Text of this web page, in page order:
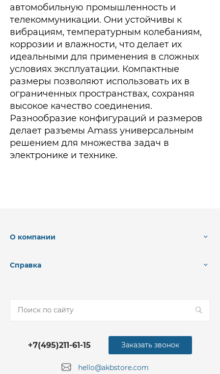
автомобильную промышленность и
телекоммуникации. Они устойчивы к
вибрациям, температурным колебаниям,
коррозии и влажности, что делает их
идеальными для применения в сложных
условиях эксплуатации. Компактные
размеры позволяют использовать их в
ограниченных пространствах, сохраняя
высокое качество соединения.
Разнообразие конфигураций и размеров
делает разъемы Amass универсальным
решением для множества задач в
электронике и технике.
О компании
Справка
+7(495)211-61-15
hello@akbstore.com
Заказать звонок